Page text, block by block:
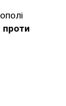
проти